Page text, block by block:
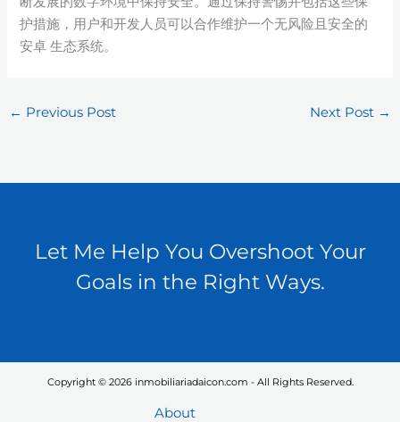
护措施，用户和开发人员可以合作维护一个无风险且安全的
安卓 生态系统。
← Previous Post Next Post →
Let Me Help You Overshoot Your
Goals in the Right Ways.
Copyright © 2026 inmobiliariadaicon.com - All Rights Reserved.
About